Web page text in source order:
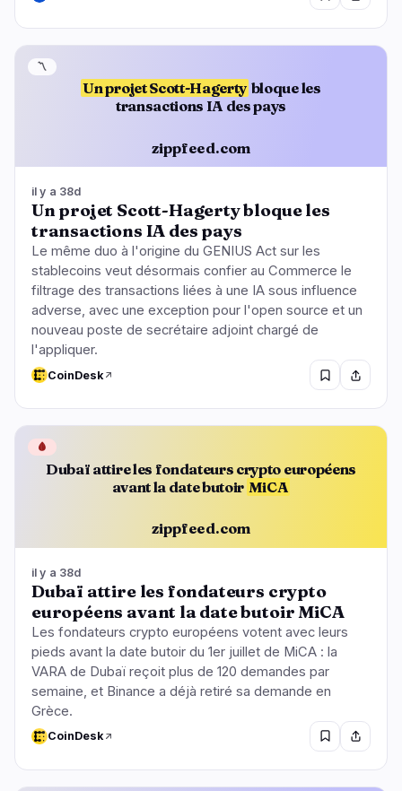
Un projet Scott-Hagerty bloque les
transactions IA des pays
zippfeed.com
〽️
il y a 38d
Un projet Scott-Hagerty bloque les
transactions IA des pays
Le même duo à l'origine du GENIUS Act sur les
stablecoins veut désormais confier au Commerce le
filtrage des transactions liées à une IA sous influence
adverse, avec une exception pour l'open source et un
nouveau poste de secrétaire adjoint chargé de
l'appliquer.
CoinDesk
Dubaï attire les fondateurs crypto européens
avant la date butoir MiCA
zippfeed.com
🩸
il y a 38d
Dubaï attire les fondateurs crypto
européens avant la date butoir MiCA
Les fondateurs crypto européens votent avec leurs
pieds avant la date butoir du 1er juillet de MiCA : la
VARA de Dubaï reçoit plus de 120 demandes par
semaine, et Binance a déjà retiré sa demande en
Grèce.
CoinDesk